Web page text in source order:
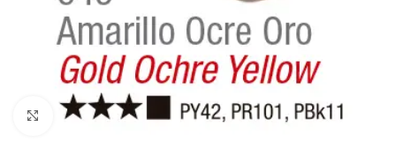
Clique para ampliar